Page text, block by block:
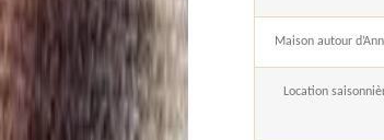
Maison autour
Location